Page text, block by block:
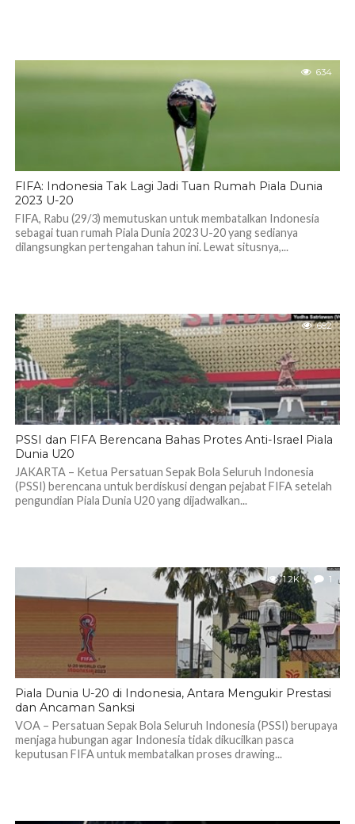
634
FIFA: Indonesia Tak Lagi Jadi Tuan Rumah Piala Dunia
2023 U-20
FIFA, Rabu (29/3) memutuskan untuk membatalkan Indonesia
sebagai tuan rumah Piala Dunia 2023 U-20 yang sedianya
dilangsungkan pertengahan tahun ini. Lewat situsnya,...
682
PSSI dan FIFA Berencana Bahas Protes Anti-Israel Piala
Dunia U20
JAKARTA – Ketua Persatuan Sepak Bola Seluruh Indonesia
(PSSI) berencana untuk berdiskusi dengan pejabat FIFA setelah
pengundian Piala Dunia U20 yang dijadwalkan...
1.2K 1
Piala Dunia U-20 di Indonesia, Antara Mengukir Prestasi
dan Ancaman Sanksi
VOA – Persatuan Sepak Bola Seluruh Indonesia (PSSI) berupaya
menjaga hubungan agar Indonesia tidak dikucilkan pasca
keputusan FIFA untuk membatalkan proses drawing...